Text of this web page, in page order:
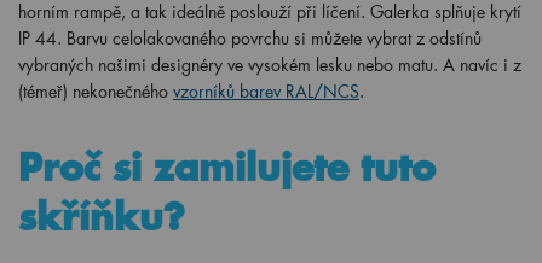
horním rampě, a tak ideálně poslouží při líčení. Galerka splňuje krytí
IP 44. Barvu celolakovaného povrchu si můžete vybrat z odstínů
vybraných našimi designéry ve vysokém lesku nebo matu. A navíc i z
(témeř) nekonečného vzorníků barev RAL/NCS.
Proč si zamilujete tuto
skříňku?